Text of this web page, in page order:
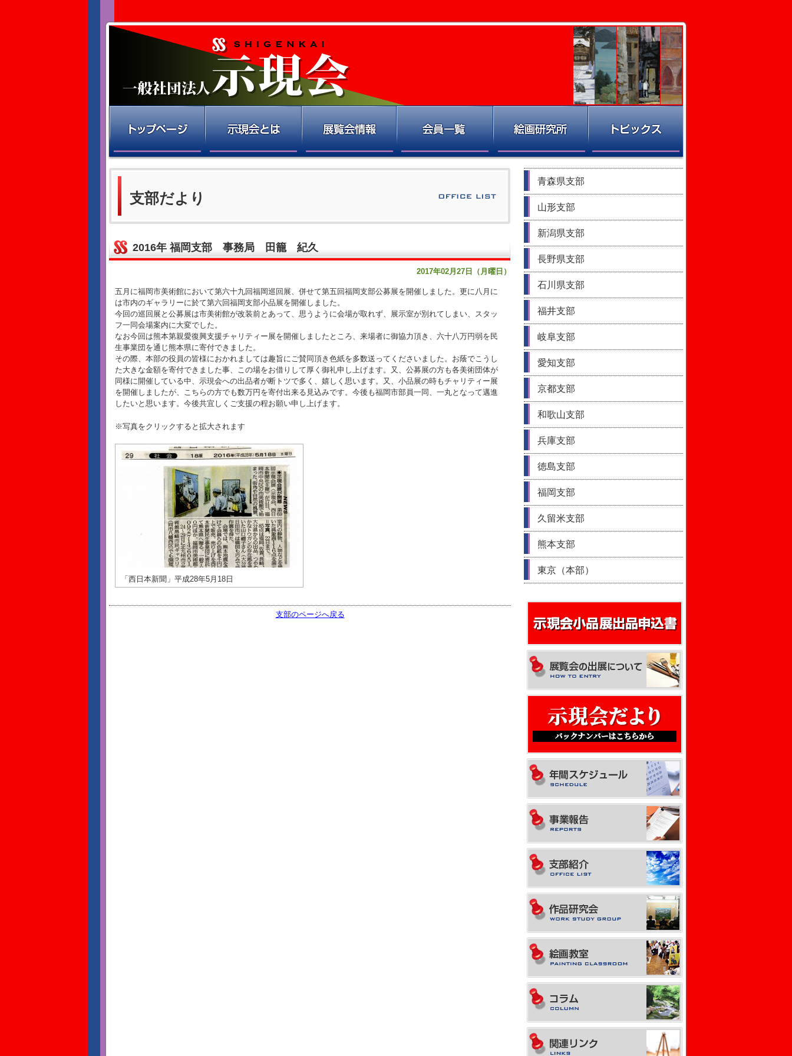
支部だより
2016年 福岡支部 事務局 田籠 紀久
2017年02月27日（月曜日）
五月に福岡市美術館において第六十九回福岡巡回展、併せて第五回福岡支部公募展を開催しました。更に八月に
は市内のギャラリーに於て第六回福岡支部小品展を開催しました。
今回の巡回展と公募展は市美術館が改装前とあって、思うように会場が取れず、展示室が別れてしまい、スタッ
フ一同会場案内に大変でした。
なお今回は熊本第親愛復興支援チャリティー展を開催しましたところ、来場者に御協力頂き、六十八万円弱を民
生事業団を通じ熊本県に寄付できました。
その際、本部の役員の皆様におかれましては趣旨にご賛同頂き色紙を多数送ってくださいました。お蔭でこうし
た大きな金額を寄付できました事、この場をお借りして厚く御礼申し上げます。又、公募展の方も各美術団体が
同様に開催している中、示現会への出品者が断トツで多く、嬉しく思います。又、小品展の時もチャリティー展
を開催しましたが、こちらの方でも数万円を寄付出来る見込みです。今後も福岡市部員一同、一丸となって邁進
したいと思います。今後共宜しくご支援の程お願い申し上げます。
※写真をクリックすると拡大されます
「西日本新聞」平成28年5月18日
支部のページへ戻る
青森県支部
山形支部
新潟県支部
長野県支部
石川県支部
福井支部
岐阜支部
愛知支部
京都支部
和歌山支部
兵庫支部
徳島支部
福岡支部
久留米支部
熊本支部
東京（本部）